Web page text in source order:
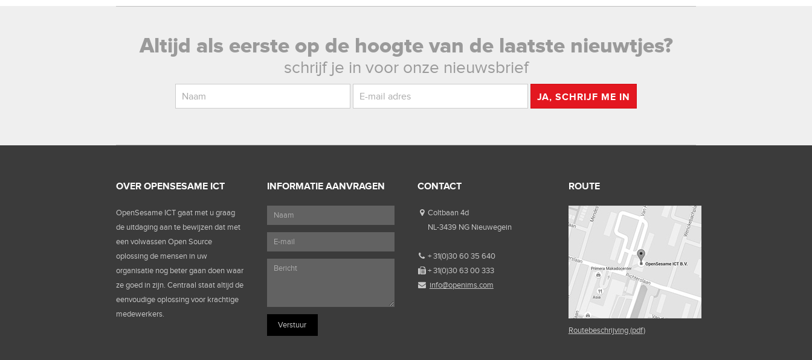
Altijd als eerste op de hoogte van de laatste nieuwtjes?
schrijf je in voor onze nieuwsbrief
JA, SCHRIJF ME IN
OVER OPENSESAME ICT
OpenSesame ICT gaat met u graag
de uitdaging aan te bewijzen dat met
een volwassen Open Source
oplossing de mensen in uw
organisatie nog beter gaan doen waar
ze goed in zijn. Centraal staat altijd de
eenvoudige oplossing voor krachtige
medewerkers.
INFORMATIE AANVRAGEN CONTACT
Coltbaan 4d
NL-3439 NG Nieuwegein
+ 31(0)30 60 35 640
+ 31(0)30 63 00 333
info@openims.com
ROUTE
Routebeschrijving (pdf)